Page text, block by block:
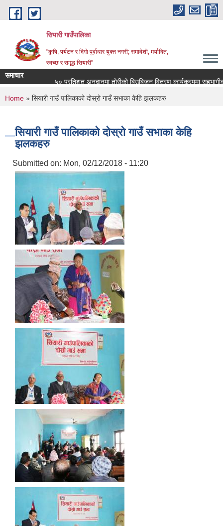
Skip to main content
सियारी गाउँपालिका
"कृषि, पर्यटन र दिगो पूर्वाधार युक्त नगरी; समावेशी, मर्यादित,
स्वच्छ र समृद्ध सियारी"
समाचार
५० प्रतिशत अनुदानमा तोरीको बिउबिजन वितरण कार्यक्रममा सहभागीको
You are here
Home » सियारी गाउँ पालिकाको दोस्रो गाउँ सभाका केहि झलकहरु
सियारी गाउँ पालिकाको दोस्रो गाउँ सभाका केहि
झलकहरु
Submitted on: Mon, 02/12/2018 - 11:20